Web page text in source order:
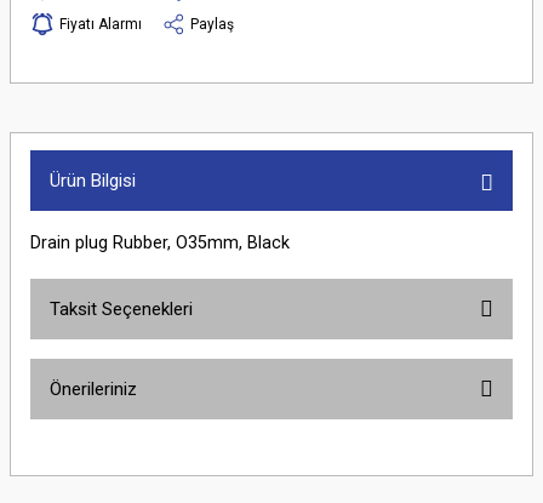
Fiyatı Alarmı
Paylaş
Ürün Bilgisi
Drain plug Rubber, O35mm, Black
Taksit Seçenekleri
Önerileriniz
yetersiz gördüğünüz noktaları öneri formunu kullanarak tarafımıza